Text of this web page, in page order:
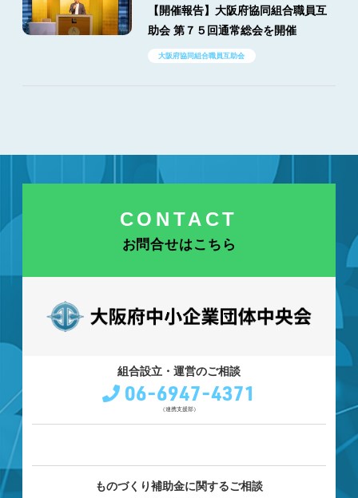
【開催報告】大阪府協同組合職員互
助会 第７５回通常総会を開催
大阪府協同組合職員互助会
CONTACT
お問合せはこちら
組合設立・運営のご相談
06-6947-4371
（連携支援部）
ものづくり補助金に関するご相談